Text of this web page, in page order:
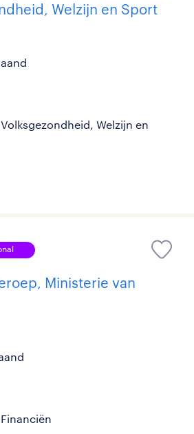
Welzijn en Sport
Welzijn en
Ministerie van